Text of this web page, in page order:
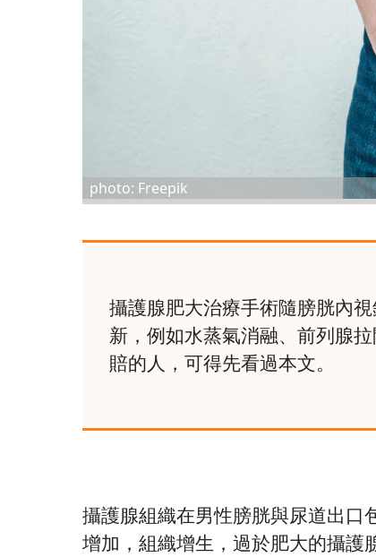
photo: Freepik
攝護腺肥大治療手術隨膀胱內
新，例如水蒸氣消融、前列腺
賠的人，可得先看過本文。
攝護腺組織在男性膀胱與尿道出口
增加，組織增生，過於肥大的攝護